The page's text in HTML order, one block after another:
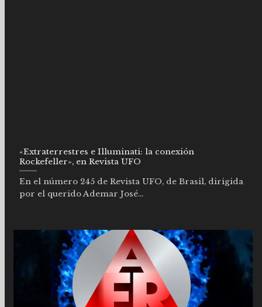
«Extraterrestres e Illuminati: la conexión
Rockefeller», en Revista UFO
En el número 245 de Revista UFO, de Brasil, dirigida
por el querido Ademar José...